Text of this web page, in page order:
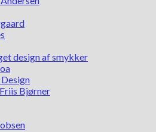
design af smykker
Bjørner